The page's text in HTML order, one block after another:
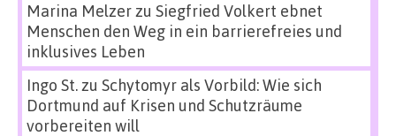
Marina Melzerzu Siegfried Volkert ebnet
Menschen den Weg in ein barrierefreies und
inklusives Leben
Ingo St.zu Schytomyr als Vorbild: Wie sich
Dortmund auf Krisen und Schutzräume
vorbereiten will